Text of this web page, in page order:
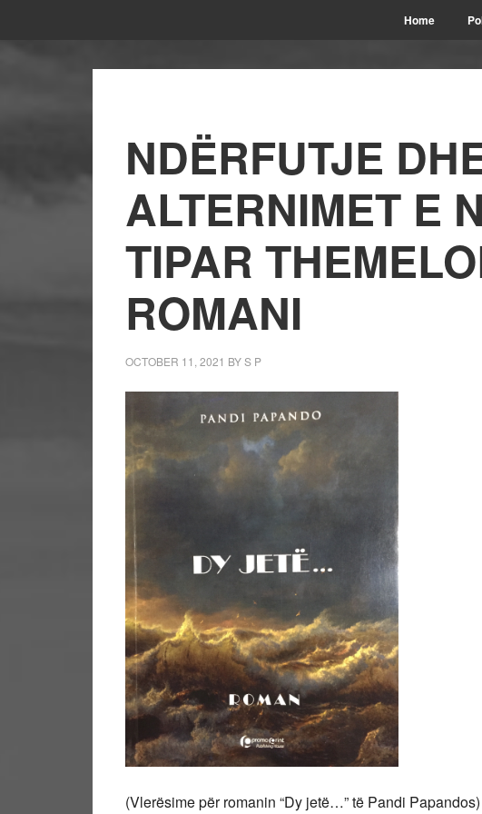
Home
NDËRFUTJE
ALTERNIMET E
TIPAR
ROMANI
OCTOBER 11, 2021 BYS P
(Vlerësime për romanin “Dy jetë…” të Pandi Papandos)